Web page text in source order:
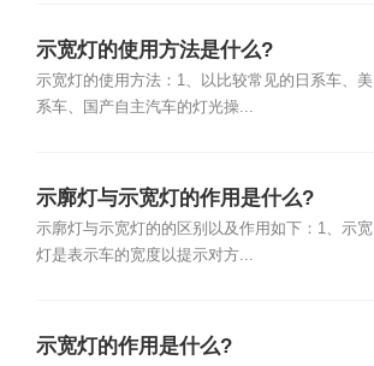
示宽灯的使用方法是什么?
示宽灯的使用方法：1、以比较常见的日系车、美
系车、国产自主汽车的灯光操...
示廓灯与示宽灯的作用是什么?
示廓灯与示宽灯的的区别以及作用如下：1、示宽
灯是表示车的宽度以提示对方...
示宽灯的作用是什么?